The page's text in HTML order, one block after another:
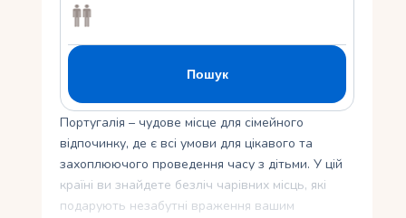
Португалія – ​​чудове місце для сімейного
відпочинку, де є всі умови для цікавого та
захоплюючого проведення часу з дітьми. У цій
країні ви знайдете безліч чарівних місць, які
подарують незабутні враження вашим